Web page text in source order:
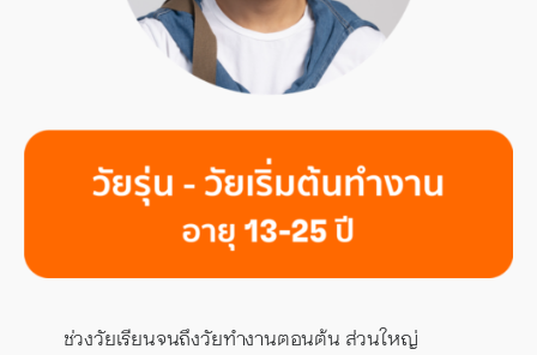
ช่วงวัยเรียนจนถึงวัยทำงานตอนต้น ส่วนใหญ่